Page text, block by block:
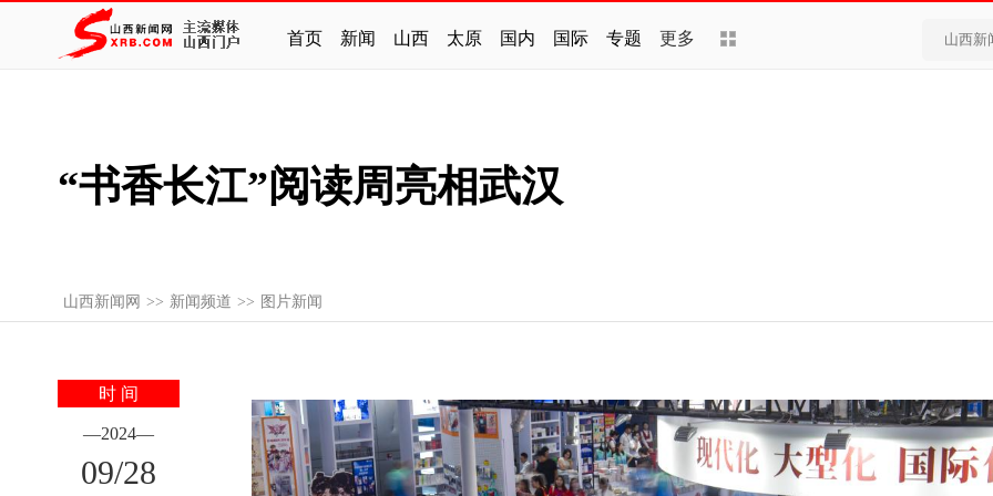
首页 新闻 山西 太原 国内 国际 专题 更多
“书香长江”阅读周亮相武汉
山西新闻网 >> 新闻频道 >> 图片新闻
时 间
—2024—
09/28